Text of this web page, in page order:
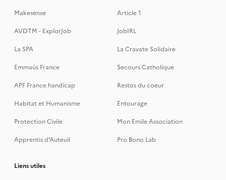
Makesense
Article 1
AVDTM - ExplorJob
JobIRL
La SPA
La Cravate Solidaire
Emmaüs France
Secours Catholique
APF France handicap
Restos du coeur
Habitat et Humanisme
Entourage
Protection Civile
Mon Emile Association
Apprentis d’Auteuil
Pro Bono Lab
Liens utiles